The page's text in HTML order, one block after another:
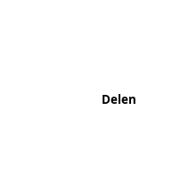
Delen